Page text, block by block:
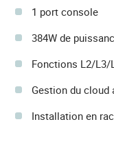
1 port console
384W de
Fonctions L2/L3/
Gestion du cloud
Installation en